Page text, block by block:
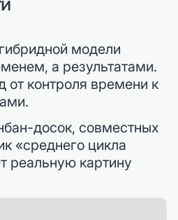
модели
а результатами.
от контроля времени к
досок, совместных
«среднего цикла
реальную картину